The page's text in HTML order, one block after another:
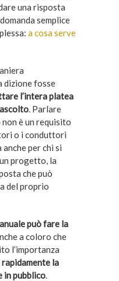
una risposta
semplice
a cosa serve
dizione fosse
l’intera platea
. Parlare
è un requisito
o i conduttori
per chi si
progetto, la
che può
del proprio
può fare la
a coloro che
l’importanza
la
in pubblico.